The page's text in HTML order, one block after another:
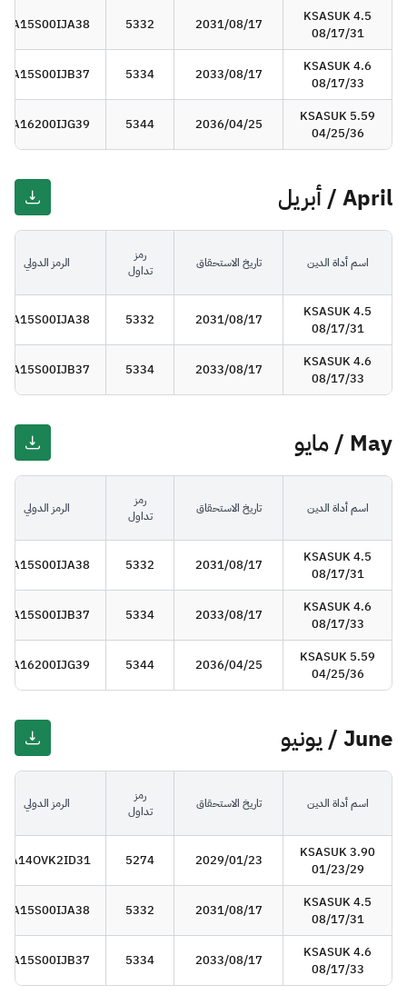
KSASUK 4.5
08/17/31
2031/08/17
5332
SA15S00IJA38
KSASUK 4.6
08/17/33
2033/08/17
5334
SA15S00IJB37
KSASUK 5.59
04/25/36
2036/04/25
5344
SA16200IJG39
April / أبريل
اسم أداة الدين تاريخ الاستحقاق
رمز
تداول
الرمز الدولي
KSASUK 4.5
08/17/31
2031/08/17
5332
SA15S00IJA38
KSASUK 4.6
08/17/33
2033/08/17
5334
SA15S00IJB37
May / مايو
اسم أداة الدين تاريخ الاستحقاق
رمز
تداول
الرمز الدولي
KSASUK 4.5
08/17/31
2031/08/17
5332
SA15S00IJA38
KSASUK 4.6
08/17/33
2033/08/17
5334
SA15S00IJB37
KSASUK 5.59
04/25/36
2036/04/25
5344
SA16200IJG39
June / يونيو
اسم أداة الدين تاريخ الاستحقاق
رمز
تداول
الرمز الدولي
KSASUK 3.90
01/23/29
2029/01/23
5274
SA14OVK2ID31
KSASUK 4.5
08/17/31
2031/08/17
5332
SA15S00IJA38
KSASUK 4.6
08/17/33
2033/08/17
5334
SA15S00IJB37